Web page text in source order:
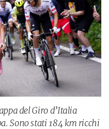
del Giro d’Italia
Sono stati 184 km ricchi